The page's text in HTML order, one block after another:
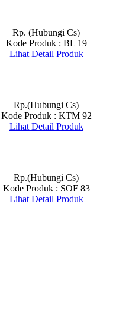
Rp. (Hubungi Cs)
Kode Produk : BL 19
Lihat Detail Produk
Rp.(Hubungi Cs)
Kode Produk : KTM 92
Lihat Detail Produk
Rp.(Hubungi Cs)
Kode Produk : SOF 83
Lihat Detail Produk